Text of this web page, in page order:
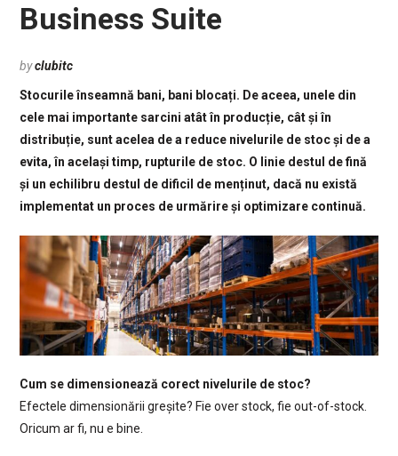
Business Suite
byclubitc
Stocurile înseamnă bani, bani blocați. De aceea, unele din
cele mai importante sarcini atât în producție, cât și în
distribuție, sunt acelea de a reduce nivelurile de stoc și de a
evita, în același timp, rupturile de stoc. O linie destul de fină
și un echilibru destul de dificil de menținut, dacă nu există
implementat un proces de urmărire și optimizare continuă.
Cum se dimensionează corect nivelurile de stoc?
Efectele dimensionării greșite? Fie over stock, fie out-of-stock.
Oricum ar fi, nu e bine.